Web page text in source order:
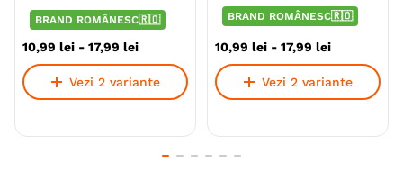
BRAND ROMÂNESC🇷🇴
10,99 lei - 17,99 lei
Vezi 2 variante
BRAND ROMÂNESC🇷🇴
10,99 lei - 17,99 lei
Vezi 2 variante